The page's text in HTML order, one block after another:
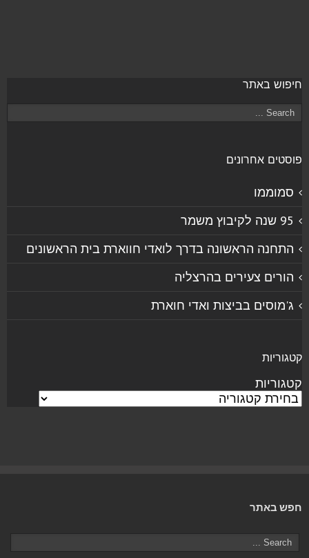
חיפוש באתר
פוסטים אחרונים
סמוממו
95 שנה לקיבוץ משמר
התחנה הראשונה בדרך לואדי חווארת בית הראשונים
הורים צעירים בהרצליה
ג'מוסים בביצות ואדי חוארת
קטגוריות
קטגוריות
חפש באתר